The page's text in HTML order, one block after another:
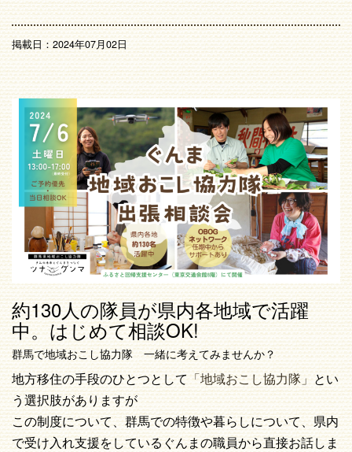
掲載日：2024年07月02日
約130人の隊員が県内各地域で活躍
中。はじめて相談OK!
群馬で地域おこし協力隊 一緒に考えてみませんか？
地方移住の手段のひとつとして「地域おこし協力隊」とい
う選択肢がありますが
この制度について、群馬での特徴や暮らしについて、県内
で受け入れ支援をしているぐんまの職員から直接お話しま